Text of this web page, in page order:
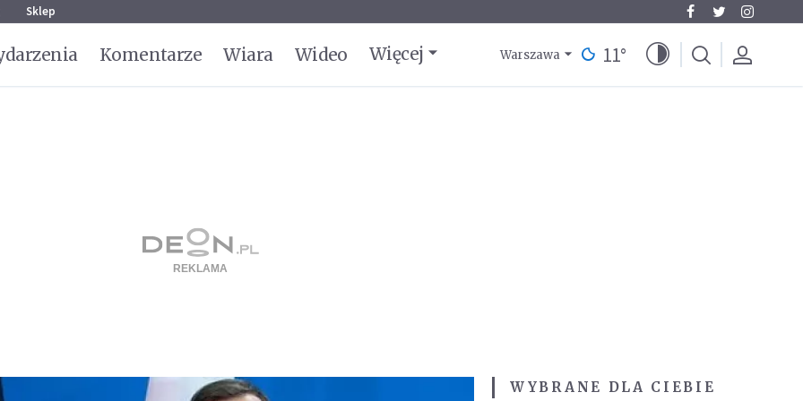
Sklep
Komentarze Wiara Wideo Więcej Warszawa 11°
WYBRANE DLA CIEBIE